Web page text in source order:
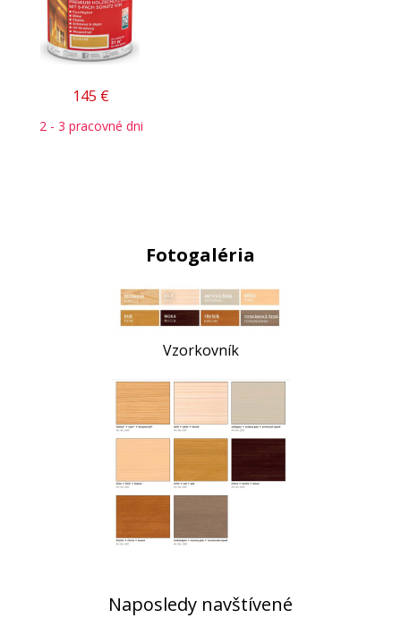
145 €
2 - 3 pracovné dni
Fotogaléria
Vzorkovník
Naposledy navštívené